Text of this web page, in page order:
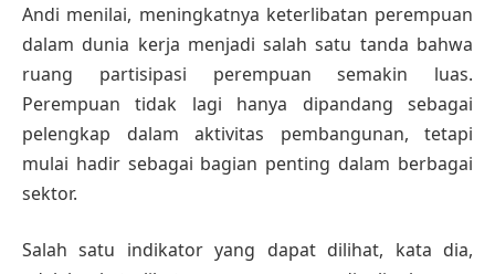
Andi menilai, meningkatnya keterlibatan perempuan
dalam dunia kerja menjadi salah satu tanda bahwa
ruang partisipasi perempuan semakin luas.
Perempuan tidak lagi hanya dipandang sebagai
pelengkap dalam aktivitas pembangunan, tetapi
mulai hadir sebagai bagian penting dalam berbagai
sektor.
Salah satu indikator yang dapat dilihat, kata dia,